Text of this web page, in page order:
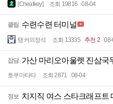
[Cheatkey] 조회 19816 08-04
클립 수련수련 터미널
탱커의정석 조회 13335 추천 2
잡담 가산 마리오아울렛 진삼국
호쿠마타타 조회 2871 08-04
정보 치지직 여스 스타크래프트